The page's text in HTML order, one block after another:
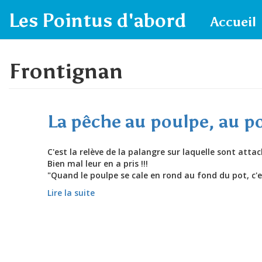
Les Pointus d'abord Accueil
Frontignan
La pêche au poulpe, au
C'est la relève de la palangre sur laquelle sont
Bien mal leur en a pris !!!
"Quand le poulpe se cale en rond au fond du pot,
Lire la suitede La pêche au poulpe, au pot